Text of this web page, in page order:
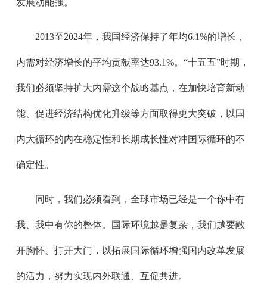
发展动能强。
2013至2024年，我国经济保持了年均6.1%的增长，
内需对经济增长的平均贡献率达93.1%。“十五五”时期，
我们必须坚持扩大内需这个战略基点，在加快培育新动
能、促进经济结构优化升级等方面取得更大突破，以国
内大循环的内在稳定性和长期成长性对冲国际循环的不
确定性。
同时，我们必须看到，全球市场已经是一个你中有
我、我中有你的整体。国际环境越是复杂，我们越要敞
开胸怀、打开大门，以拓展国际循环增强国内改革发展
的活力，努力实现内外联通、互促共进。